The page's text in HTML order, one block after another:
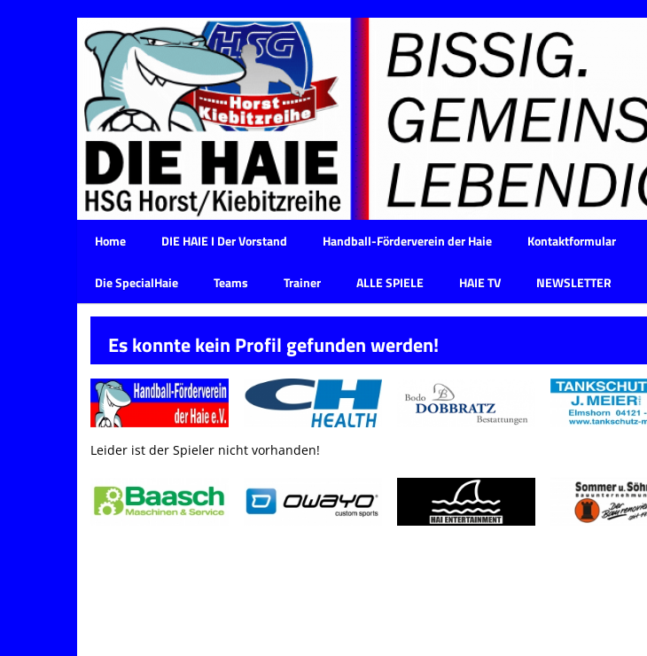
Home DIE HAIE I Der Vorstand Handball-Förderverein der Haie Kontaktformular
Die SpecialHaie Teams Trainer ALLE SPIELE HAIE TV NEWSLETTER
Es konnte kein Profil gefunden werden!
Leider ist der Spieler nicht vorhanden!